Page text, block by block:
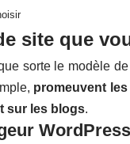
site que
sorte le modèle
promeuvent
sur les blogs.